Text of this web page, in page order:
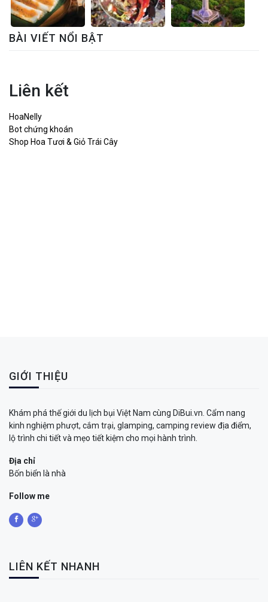
BÀI VIẾT NỔI BẬT
Liên kết
HoaNelly
Bot chứng khoán
Shop Hoa Tươi & Giỏ Trái Cây
GIỚI THIỆU
Khám phá thế giới du lịch bụi Việt Nam cùng DiBui.vn. Cẩm nang
kinh nghiệm phượt, cắm trại, glamping, camping review địa điểm,
lộ trình chi tiết và mẹo tiết kiệm cho mọi hành trình.
Địa chỉ
Bốn biển là nhà
Follow me
LIÊN KẾT NHANH